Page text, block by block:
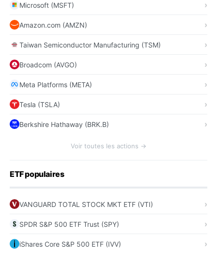
Microsoft (MSFT)
Amazon.com (AMZN)
Taiwan Semiconductor Manufacturing (TSM)
Broadcom (AVGO)
Meta Platforms (META)
Tesla (TSLA)
Berkshire Hathaway (BRK.B)
Voir toutes les actions →
ETF populaires
VANGUARD TOTAL STOCK MKT ETF (VTI)
SPDR S&P 500 ETF Trust (SPY)
iShares Core S&P 500 ETF (IVV)